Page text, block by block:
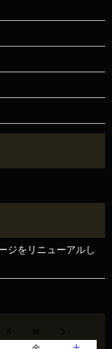
ジをリニューアルし